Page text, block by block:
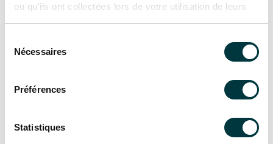
ou qu'ils ont collectées lors de votre utilisation de leurs
services.
Nécessaires
Préférences
Statistiques